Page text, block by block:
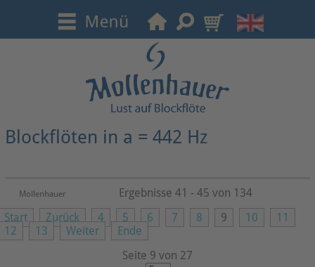
Blockflöten in a = 442 Hz
Mollenhauer
Start Zurück 4 5 6 7 8 9 10
11
12
13 Weiter
Ende
Seite 9 von 27
Ergebnisse 41 - 45 von 134